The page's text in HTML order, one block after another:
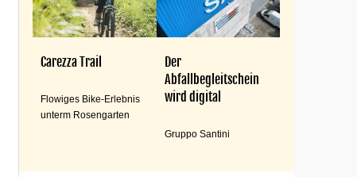
Carezza Trail
Flowiges Bike-Erlebnis
unterm Rosengarten
Der
Abfallbegleitschein
wird digital
Gruppo Santini